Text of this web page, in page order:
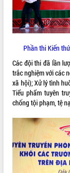
VIDEO
2026
Khám bệnh, cấp phát
và tặng quà người dân
Hội nghị UBND tỉnh
tháng 7/2026
Phần thi Kiến
Các đội thi đã lần
trắc nghiệm với các
xã hội); Xử lý tình
Tiểu phẩm tuyên
chống tội phạm, tệ